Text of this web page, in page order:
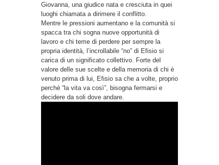
Giovanna, una giudice nata e cresciuta in quei
luoghi chiamata a dirimere il conflitto.
Mentre le pressioni aumentano e la comunità si
spacca tra chi sogna nuove opportunità di
lavoro e chi teme di perdere per sempre la
propria identità, l’incrollabile “no” di Efisio si
carica di un significato collettivo. Forte del
valore delle sue scelte e della memoria di chi è
venuto prima di lui, Efisio sa che a volte, proprio
perché “la vita va così”, bisogna fermarsi e
decidere da soli dove andare.